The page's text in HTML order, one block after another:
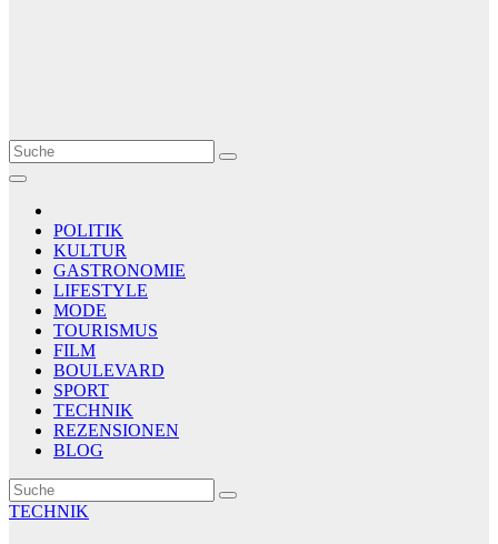
Le Matin
AGENCE DE PRESSE
POLITIK
KULTUR
GASTRONOMIE
LIFESTYLE
MODE
TOURISMUS
FILM
BOULEVARD
SPORT
TECHNIK
REZENSIONEN
BLOG
TECHNIK